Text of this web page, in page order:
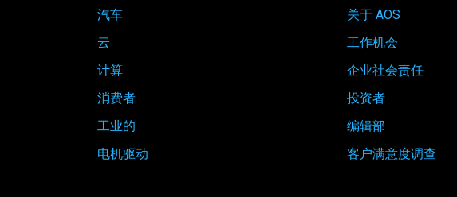
汽车
云
计算
消费者
工业的
电机驱动
关于 AOS
工作机会
企业社会责任
投资者
编辑部
客户满意度调查